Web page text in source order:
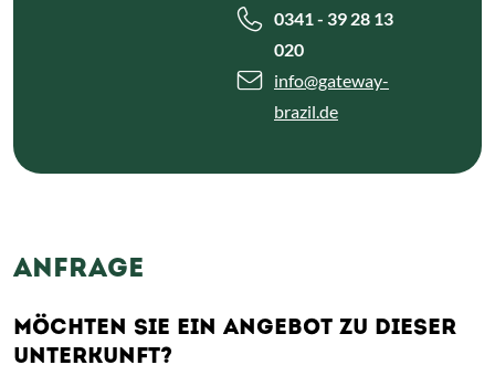
0341 - 39 28 13
020
info@gateway-
brazil.de
ANFRAGE
MÖCHTEN SIE EIN ANGEBOT ZU DIESER
UNTERKUNFT?